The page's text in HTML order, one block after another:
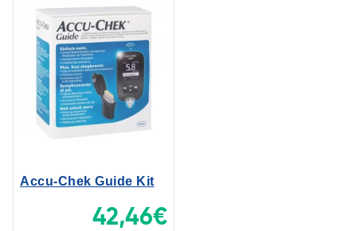
Accu-Chek Guide Kit
42,46€